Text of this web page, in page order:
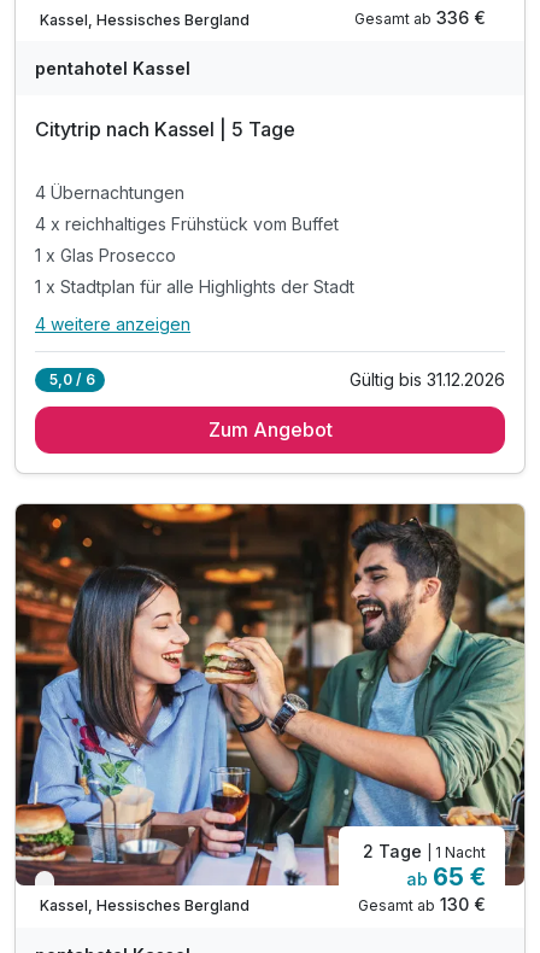
Kassel, Hessisches Bergland
Gesamt ab 336 €
pentahotel Kassel
Citytrip nach Kassel | 5 Tage
4 Übernachtungen
4 x reichhaltiges Frühstück vom Buffet
1 x Glas Prosecco
1 x Stadtplan für alle Highlights der Stadt
Alle Inklusivleistungen
4 x reichhaltiges Frühstück vom Buffet
inkl. Billard spielen in der penta Lounge
inkl. Late check-out 15 Uhr (nach Verfügbarkeit)
inkl. Nutzung des Fitnessbereiches
inkl. Wlan Nutzung
4 weitere anzeigen
5,0 / 6 Gültig bis 31.12.2026
Zum Angebot
Verfügbar bis Dezember
Kassel, Hessisches Bergland
2 Tage | 1 Nacht
ab 65 €
Gesamt ab 130 €